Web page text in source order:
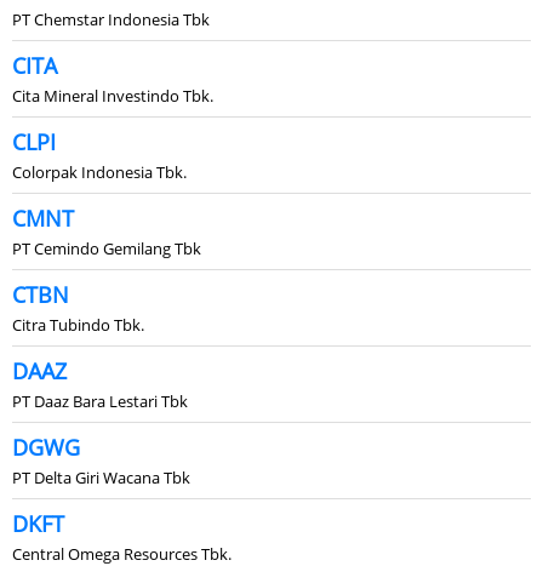
PT Chemstar Indonesia Tbk
CITA
Cita Mineral Investindo Tbk.
CLPI
Colorpak Indonesia Tbk.
CMNT
PT Cemindo Gemilang Tbk
CTBN
Citra Tubindo Tbk.
DAAZ
PT Daaz Bara Lestari Tbk
DGWG
PT Delta Giri Wacana Tbk
DKFT
Central Omega Resources Tbk.